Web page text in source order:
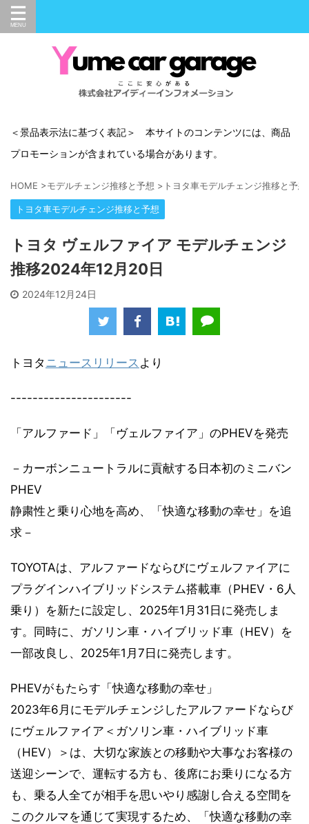
＜景品表示法に基づく表記＞ 本サイトのコンテンツには、商品
プロモーションが含まれている場合があります。
HOME >モデルチェンジ推移と予想 > トヨタ車モデルチェンジ推移と予想
トヨタ車モデルチェンジ推移と予想
トヨタ ヴェルファイア モデルチェンジ
推移2024年12月20日
2024年12月24日
トヨタ ニュースリリース より
----------------------
「アルファード」「ヴェルファイア」のPHEVを発売
－カーボンニュートラルに貢献する日本初のミニバン
PHEV
静粛性と乗り心地を高め、「快適な移動の幸せ」を追
求－
TOYOTAは、アルファードならびにヴェルファイアに
プラグインハイブリッドシステム搭載車（PHEV・6人
乗り）を新たに設定し、2025年1月31日に発売しま
す。同時に、ガソリン車・ハイブリッド車（HEV）を
一部改良し、2025年1月7日に発売します。
PHEVがもたらす「快適な移動の幸せ」
2023年6月にモデルチェンジしたアルファードならび
にヴェルファイア＜ガソリン車・ハイブリッド車
（HEV）＞は、大切な家族との移動や大事なお客様の
送迎シーンで、運転する方も、後席にお乗りになる方
も、乗る人全てが相手を思いやり感謝し合える空間を
このクルマを通じて実現するため、「快適な移動の幸